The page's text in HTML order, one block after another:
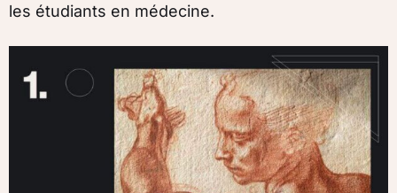
les étudiants en médecine.